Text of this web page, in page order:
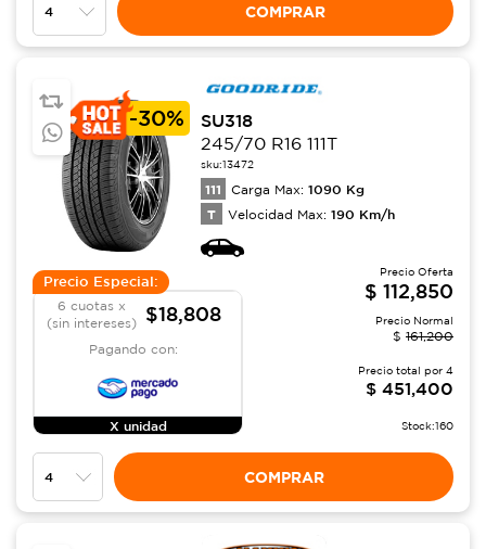
COMPRAR
-30%
SU318
245/70 R16 111T
sku:13472
111 Carga Max: 1090 Kg
T Velocidad Max: 190 Km/h
Precio Especial:
6 cuotas x
(sin intereses)
$18,808
Pagando con:
X unidad
Precio Oferta
$ 112,850
Precio Normal
$ 161,200
Precio total por 4
$ 451,400
Stock:160
COMPRAR